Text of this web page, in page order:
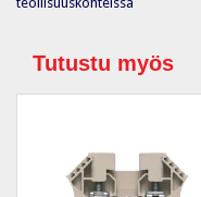
Tutustu myös